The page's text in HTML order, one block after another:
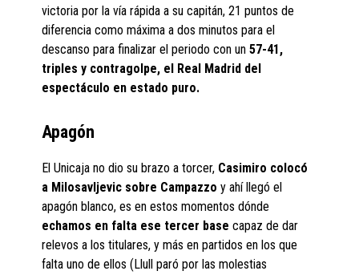
victoria por la vía rápida a su capitán, 21 puntos de
diferencia como máxima a dos minutos para el
descanso para finalizar el periodo con un57-41,
triples y contragolpe, el Real Madrid del
espectáculo en estado puro.
Apagón
El Unicaja no dio su brazo a torcer, Casimiro colocó
a Milosavljevic sobre Campazzo y ahí llegó el
apagón blanco, es en estos momentos dónde
echamos en falta ese tercer base capaz de dar
relevos a los titulares, y más en partidos en los que
falta uno de ellos (Llull paró por las molestias